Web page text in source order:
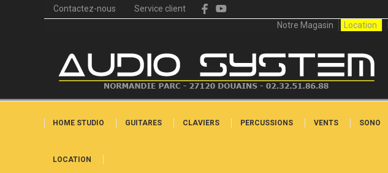
Contactez-nous Service client
Notre Magasin
Location
HOME STUDIO GUITARES CLAVIERS PERCUSSIONS VENTS SONO
LOCATION